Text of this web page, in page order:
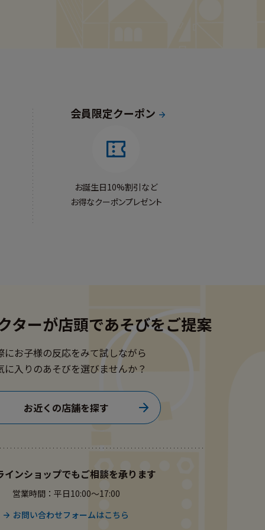
会員限定クーポン
お誕生日10%割引など
お得なクーポンプレゼント
ターが店頭であそびをご提案
にお子様の反応をみて試しながら
に入りのあそびを選びませんか？
お近くの店舗を探す
インショップでもご相談を承ります
営業時間：平日10:00〜17:00
お問い合わせフォームはこちら